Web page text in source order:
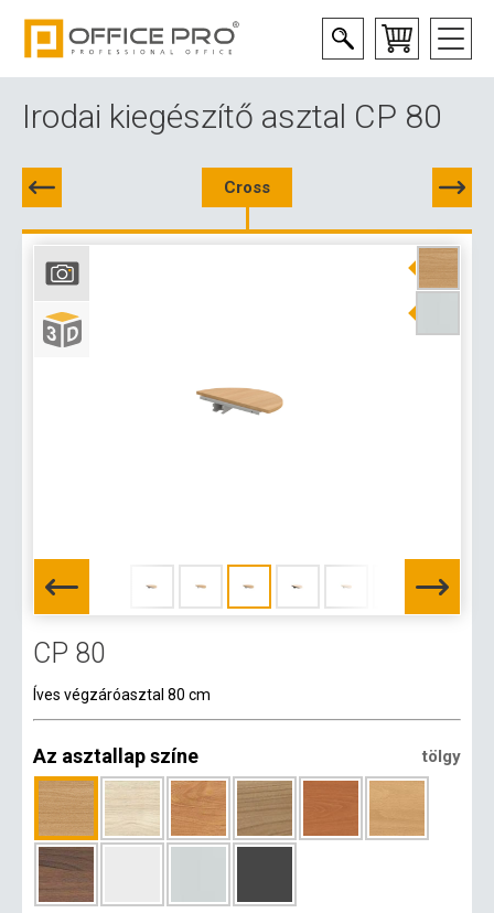
Irodai kiegészítő asztal CP 80
Cross
CP 80
Íves végzáróasztal 80 cm
Az asztallap színe tölgy